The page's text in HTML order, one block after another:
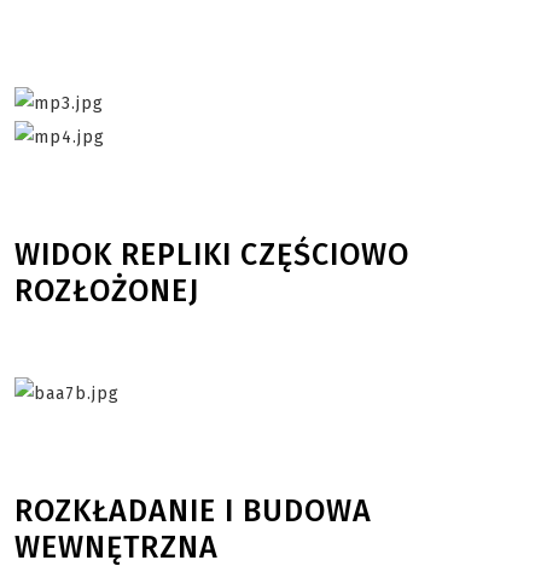
WIDOK REPLIKI CZĘŚCIOWO
ROZŁOŻONEJ
ROZKŁADANIE I BUDOWA
WEWNĘTRZNA